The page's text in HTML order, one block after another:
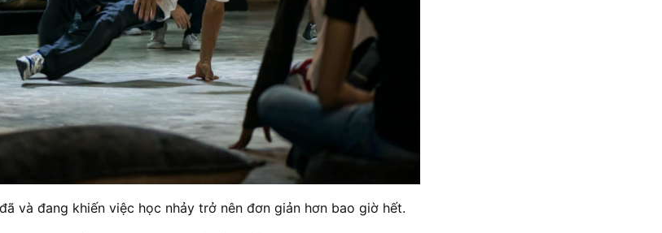
và đang khiến việc học nhảy trở nên đơn giản hơn bao giờ hết.